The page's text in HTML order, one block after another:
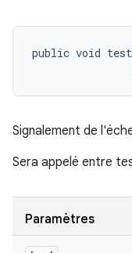
public void
Signalement de
Sera appelé entre
Paramètres